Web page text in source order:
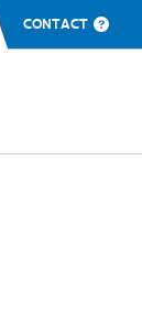
CONTACT